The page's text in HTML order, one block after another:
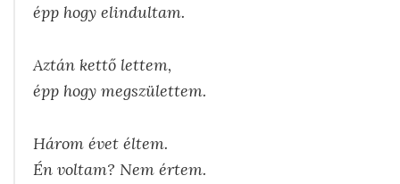
épp hogy elindultam.
Aztán kettő lettem,
épp hogy megszülettem.
Három évet éltem.
Én voltam? Nem értem.